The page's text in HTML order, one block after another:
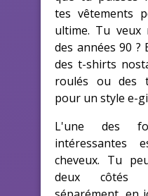
tes vêtements
ultime. Tu veux
des années 90 ?
des t-shirts
roulés ou des
pour un style e-
L'une des
intéressantes
cheveux. Tu
deux côtés